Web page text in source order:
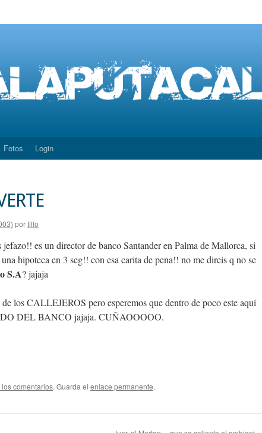
Fotos Login
portillo
es un director de banco Santander en Palma de Mallorca, si
hipoteca en 3 seg!! con esa carita de pena!! no me direis q no se
S.A? jajaja
los CALLEJEROS pero esperemos que dentro de poco este aquí
DEL BANCO jajaja. CUÑAOOOOO.
los comentarios. Guarda el enlace permanente.